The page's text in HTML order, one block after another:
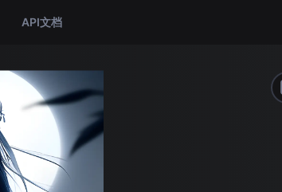
API文档